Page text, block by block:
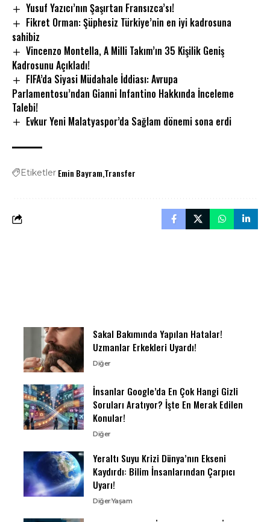
Yusuf Yazıcı’nın Şaşırtan Fransızca’sı!
Fikret Orman: Şüphesiz Türkiye’nin en iyi kadrosuna
sahibiz
Vincenzo Montella, A Milli Takım’ın 35 Kişilik Geniş
Kadrosunu Açıkladı!
FIFA’da Siyasi Müdahale İddiası: Avrupa
Parlamentosu’ndan Gianni Infantino Hakkında İnceleme
Talebi!
Evkur Yeni Malatyaspor’da Sağlam dönemi sona erdi
Etiketler Emin BayramTransfer
Sakal Bakımında Yapılan Hatalar!
Uzmanlar Erkekleri Uyardı!
Diğer
İnsanlar Google’da En Çok Hangi Gizli
Soruları Aratıyor? İşte En Merak Edilen
Konular!
Diğer
Yeraltı Suyu Krizi Dünya’nın Ekseni
Kaydırdı: Bilim İnsanlarından Çarpıcı
Uyarı!
DiğerYaşam